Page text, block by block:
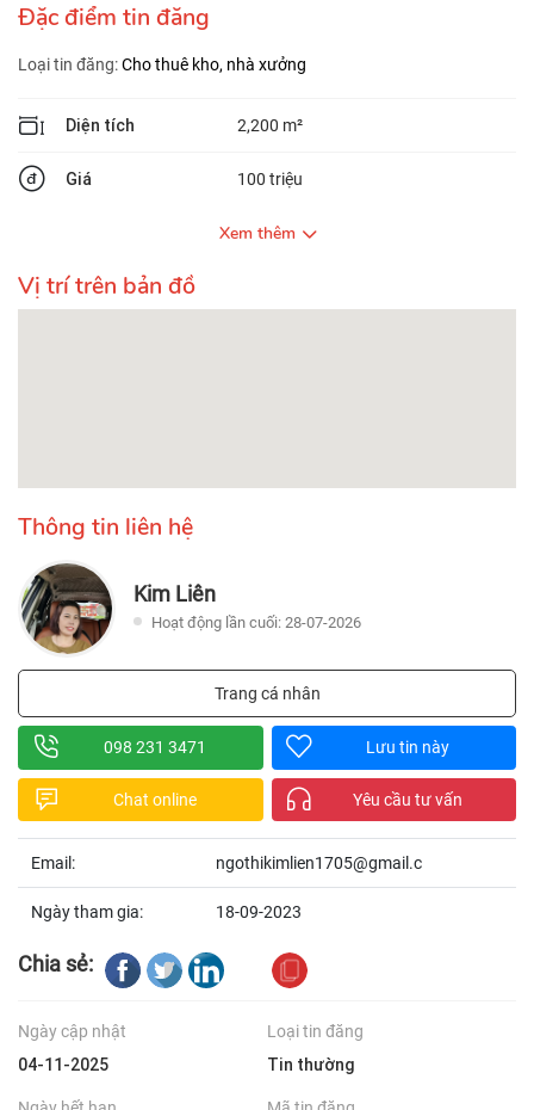
Đặc điểm tin đăng
Loại tin đăng:Cho thuê kho, nhà xưởng
Diện tích 2,200 m²
Giá 100 triệu
Xem thêm
Vị trí trên bản đồ
Thông tin liên hệ
Kim Liên
Hoạt động lần cuối: 28-07-2026
Trang cá nhân
098 231 3471 Lưu tin này
Chat online Yêu cầu tư vấn
Email: ngothikimlien1705@gmail.c
Ngày tham gia: 18-09-2023
Chia sẻ:
Ngày cập nhật
04-11-2025
Loại tin đăng
Tin thường